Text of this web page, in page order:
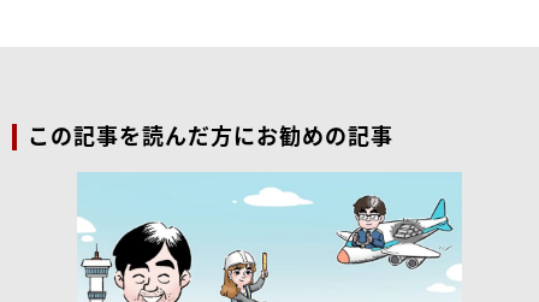
この記事を読んだ方にお勧めの記事